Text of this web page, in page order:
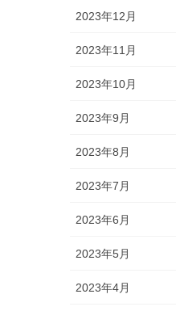
2023年12月
2023年11月
2023年10月
2023年9月
2023年8月
2023年7月
2023年6月
2023年5月
2023年4月